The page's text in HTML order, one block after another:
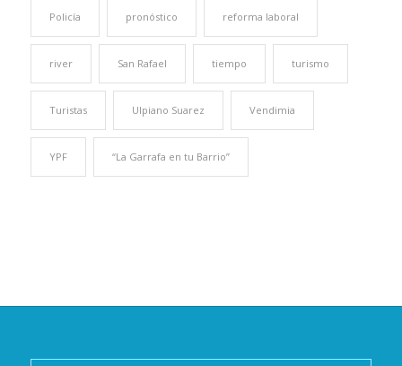
Policía pronóstico reforma laboral
river San Rafael tiempo turismo
Turistas Ulpiano Suarez Vendimia
YPF “La Garrafa en tu Barrio”